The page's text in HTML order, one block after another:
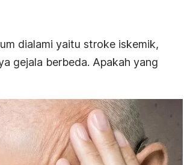
dialami yaitu stroke iskemik,
gejala berbeda. Apakah yang